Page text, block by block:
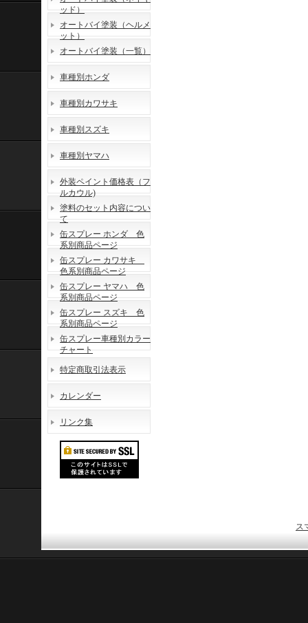
ッド）
オートバイ塗装（ヘルメ
ット）
オートバイ塗装（一覧）
車種別ホンダ
車種別カワサキ
車種別スズキ
車種別ヤマハ
外装ペイント価格表（フ
ルカウル)
塗料のセット内容につい
て
缶スプレー ホンダ 色
系別商品ページ
缶スプレー カワサキ
色系別商品ページ
缶スプレー ヤマハ 色
系別商品ページ
缶スプレー スズキ 色
系別商品ページ
缶スプレー車種別カラー
チャート
特定商取引法表示
カレンダー
リンク集
ス